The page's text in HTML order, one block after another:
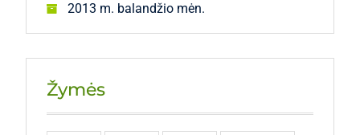
2013 m. balandžio mėn.
Žymės